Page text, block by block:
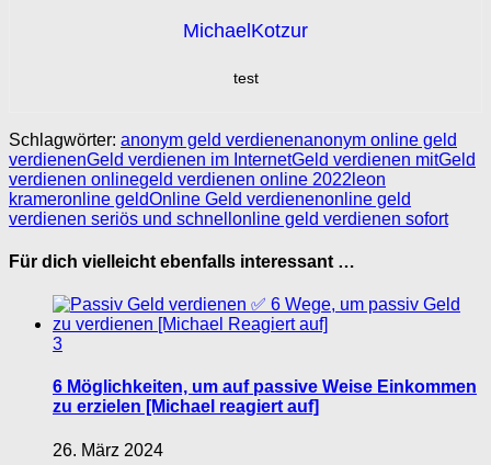
MichaelKotzur
test
Schlagwörter: anonym geld verdienenanonym online geld
verdienenGeld verdienen im InternetGeld verdienen mitGeld
verdienen onlinegeld verdienen online 2022 leon
krameronline geldOnline Geld verdienenonline geld
verdienen seriös und schnell online geld verdienen sofort
Für dich vielleicht ebenfalls interessant …
3
6 Möglichkeiten, um auf passive Weise Einkommen
zu erzielen [Michael reagiert auf]
26. März 2024